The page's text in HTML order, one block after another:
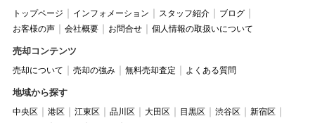
トップページ インフォメーション スタッフ紹介
ブログ
お客様の声
会社概要 お問合せ 個人情報の取扱いについて
売却コンテンツ
売却について 売却の強み 無料売却査定 よくある質問
地域から探す
中央区 港区 江東区 品川区 大田区 目黒区 渋谷区
新宿区